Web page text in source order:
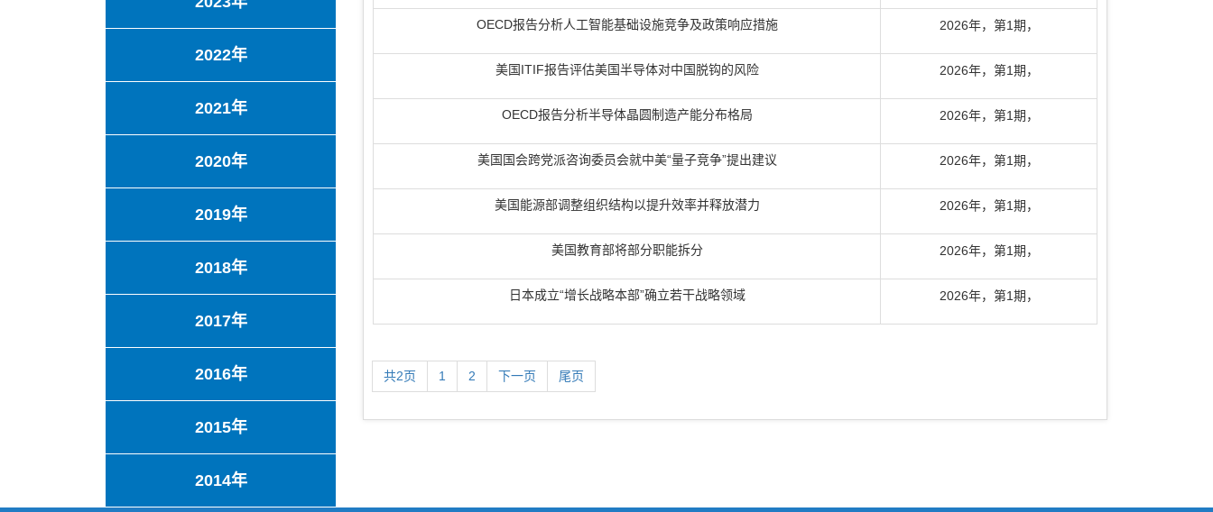
2022年
2021年
2020年
2019年
2018年
2017年
2016年
2015年
2014年
OECD报告分析人工智能基础设施竞争及政策响应措施 2026年， 第1期 ，
美国ITIF报告评估美国半导体对中国脱钩的风险 2026年， 第1期 ，
OECD报告分析半导体晶圆制造产能分布格局 2026年， 第1期 ，
美国国会跨党派咨询委员会就中美“量子竞争”提出建议 2026年， 第1期 ，
美国能源部调整组织结构以提升效率并释放潜力 2026年， 第1期 ，
美国教育部将部分职能拆分 2026年， 第1期 ，
日本成立“增长战略本部”确立若干战略领域 2026年， 第1期 ，
共2页 1 2 下一页 尾页